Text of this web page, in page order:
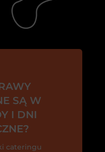
SĄ W
I DNI
cateringu